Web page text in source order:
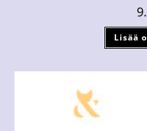
Lisää